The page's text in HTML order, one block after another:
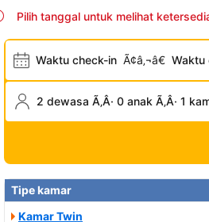
Pilih tanggal untuk melihat
Waktu check-in Ã¢â‚¬â€ Waktu
2 dewasa Ã‚Â· 0 anak Ã‚Â· 1
Tipe kamar
Kamar Twin